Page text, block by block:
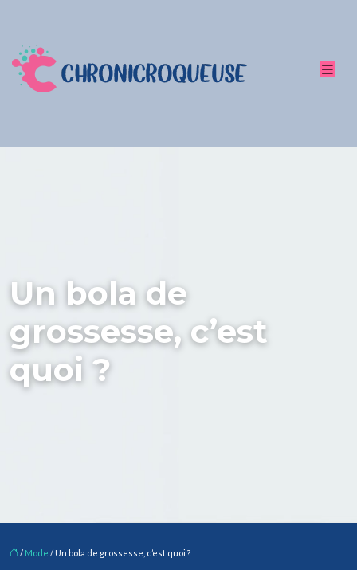
Un bola de
grossesse, c’est
quoi ?
/ Mode / Un bola de grossesse, c’est quoi ?